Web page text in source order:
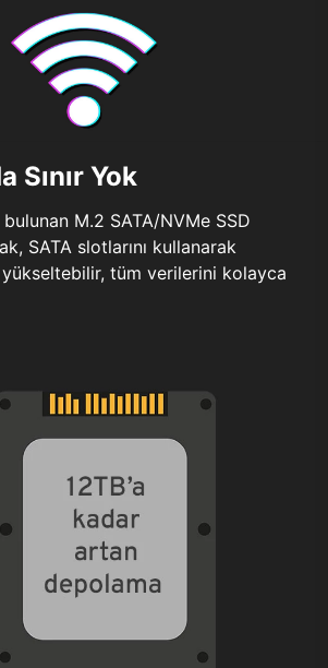
Sınır Yok
M.2 SATA/NVMe SSD
SATA slotlarını kullanarak
yükseltebilir, tüm verilerini kolayca